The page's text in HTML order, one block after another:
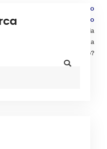
Articolo
successivo
Batteria
dell’auto scarica
a Savigliano?